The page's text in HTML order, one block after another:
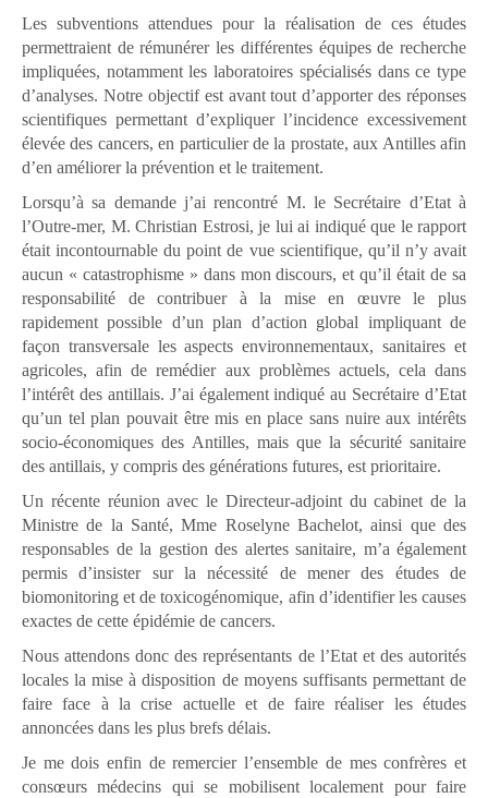
Les subventions attendues pour la réalisation de ces études
permettraient de rémunérer les différentes équipes de recherche
impliquées, notamment les laboratoires spécialisés dans ce type
d’analyses. Notre objectif est avant tout d’apporter des réponses
scientifiques permettant d’expliquer l’incidence excessivement
élevée des cancers, en particulier de la prostate, aux Antilles afin
d’en améliorer la prévention et le traitement.
Lorsqu’à sa demande j’ai rencontré M. le Secrétaire d’Etat à
l’Outre-mer, M. Christian Estrosi, je lui ai indiqué que le rapport
était incontournable du point de vue scientifique, qu’il n’y avait
aucun « catastrophisme » dans mon discours, et qu’il était de sa
responsabilité de contribuer à la mise en œuvre le plus
rapidement possible d’un plan d’action global impliquant de
façon transversale les aspects environnementaux, sanitaires et
agricoles, afin de remédier aux problèmes actuels, cela dans
l’intérêt des antillais. J’ai également indiqué au Secrétaire d’Etat
qu’un tel plan pouvait être mis en place sans nuire aux intérêts
socio-économiques des Antilles, mais que la sécurité sanitaire
des antillais, y compris des générations futures, est prioritaire.
Un récente réunion avec le Directeur-adjoint du cabinet de la
Ministre de la Santé, Mme Roselyne Bachelot, ainsi que des
responsables de la gestion des alertes sanitaire, m’a également
permis d’insister sur la nécessité de mener des études de
biomonitoring et de toxicogénomique, afin d’identifier les causes
exactes de cette épidémie de cancers.
Nous attendons donc des représentants de l’Etat et des autorités
locales la mise à disposition de moyens suffisants permettant de
faire face à la crise actuelle et de faire réaliser les études
annoncées dans les plus brefs délais.
Je me dois enfin de remercier l’ensemble de mes confrères et
consœurs médecins qui se mobilisent localement pour faire